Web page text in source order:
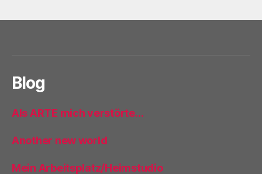
Blog
Als ARTE mich verstörte…
Another new world
Mein Arbeitsplatz/Heimstudio